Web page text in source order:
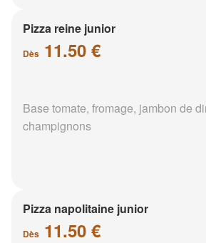
Pizza reine junior
Dès 11.50 €
Base tomate, fromage, jambon de
champignons
Pizza napolitaine junior
Dès 11.50 €